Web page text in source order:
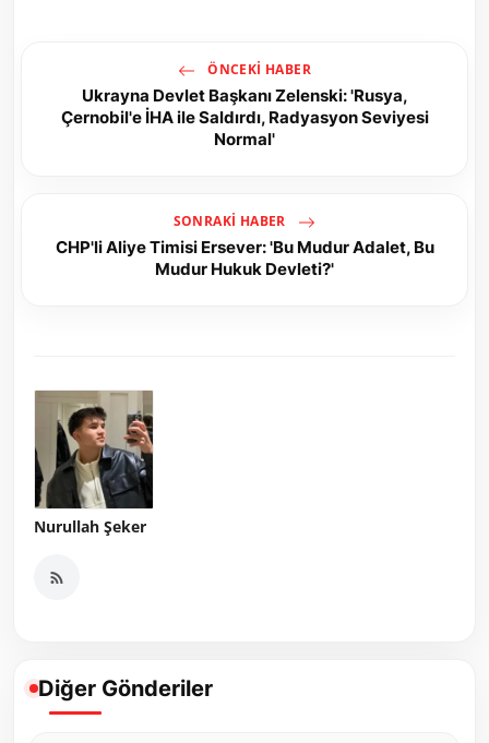
ÖNCEKI HABER
Ukrayna Devlet Başkanı Zelenski: 'Rusya,
Çernobil'e İHA ile Saldırdı, Radyasyon Seviyesi
Normal'
SONRAKI HABER
CHP'li Aliye Timisi Ersever: 'Bu Mudur Adalet, Bu
Mudur Hukuk Devleti?'
Nurullah Şeker
Diğer Gönderiler